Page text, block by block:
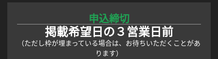
申込締切
掲載希望日の３営業日前
（ただし枠が埋まっている場合は、お待ちいただくことがあ
ります）